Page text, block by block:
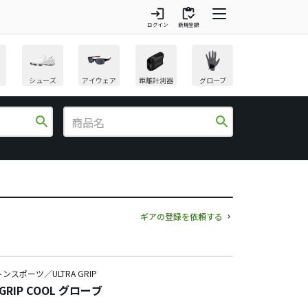
login
ログイン
inventory
新規登録
シューズ アイウェア 距離計測器 グローブ
search search
ギアの登録を依頼する
スポーツ／ULTRA GRIP
COOL グローブ